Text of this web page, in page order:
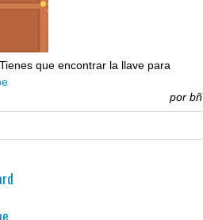
. Tienes que encontrar la llave para
por bñ